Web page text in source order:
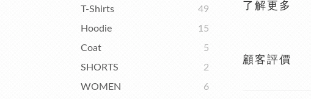
T-Shirts
49
Hoodie
15
Coat
5
SHORTS
2
WOMEN
6
了解更多
顧客評價